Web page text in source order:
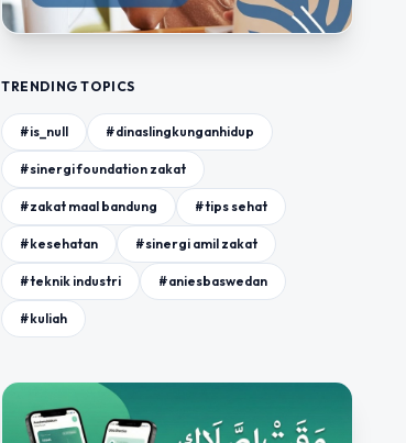
TRENDING TOPICS
#is_null #dinaslingkunganhidup
#sinergi foundation zakat
#zakat maal bandung #tips sehat
#kesehatan #sinergi amil zakat
#teknik industri #aniesbaswedan
#kuliah